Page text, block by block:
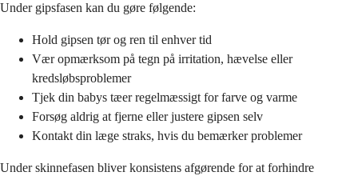
Under gipsfasen kan du gøre følgende:
Hold gipsen tør og ren til enhver tid
Vær opmærksom på tegn på irritation, hævelse eller
kredsløbsproblemer
Tjek din babys tæer regelmæssigt for farve og varme
Forsøg aldrig at fjerne eller justere gipsen selv
Kontakt din læge straks, hvis du bemærker problemer
Under skinnefasen bliver konsistens afgørende for at forhindre